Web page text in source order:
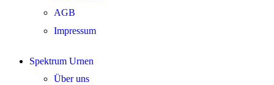
AGB
Impressum
Spektrum Urnen
Über uns